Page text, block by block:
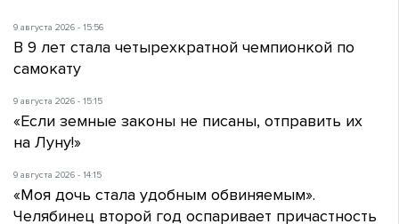
9 августа 2026 - 15:56
В 9 лет стала четырехкратной чемпионкой по
самокату
9 августа 2026 - 15:15
«Если земные законы не писаны, отправить их
на Луну!»
9 августа 2026 - 14:15
«Моя дочь стала удобным обвиняемым».
Челябинец второй год оспаривает причастность